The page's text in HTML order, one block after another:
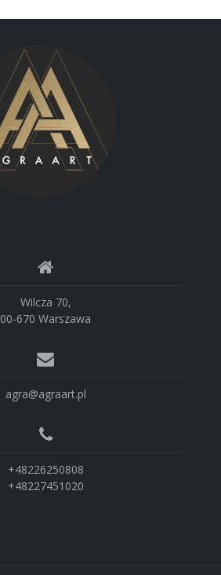
Wilcza 70,
00-670 Warszawa
agra@agraart.pl
+48226250808
+48227451020